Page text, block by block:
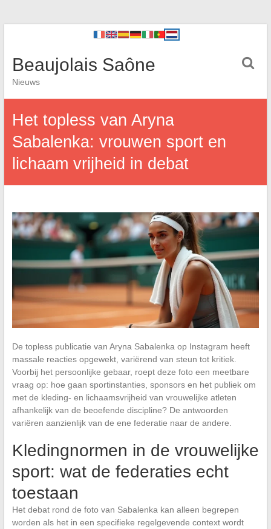
Beaujolais Saône
Nieuws
Het topless van Aryna
Sabalenka: vrouwen sport en
lichaam vrijheid in debat
De topless publicatie van Aryna Sabalenka op Instagram heeft
massale reacties opgewekt, variërend van steun tot kritiek.
Voorbij het persoonlijke gebaar, roept deze foto een meetbare
vraag op: hoe gaan sportinstanties, sponsors en het publiek om
met de kleding- en lichaamsvrijheid van vrouwelijke atleten
afhankelijk van de beoefende discipline? De antwoorden
variëren aanzienlijk van de ene federatie naar de andere.
Kledingnormen in de vrouwelijke
sport: wat de federaties echt
toestaan
Het debat rond de foto van Sabalenka kan alleen begrepen
worden als het in een specifieke regelgevende context wordt